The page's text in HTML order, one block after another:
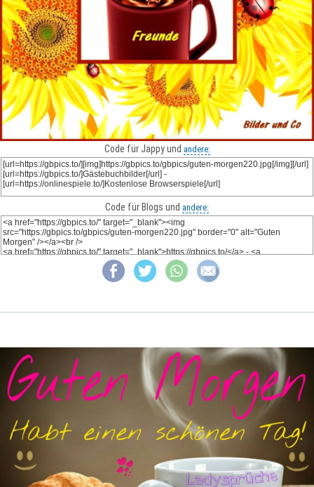
Code für Jappy und andere:
Code für Blogs und andere: